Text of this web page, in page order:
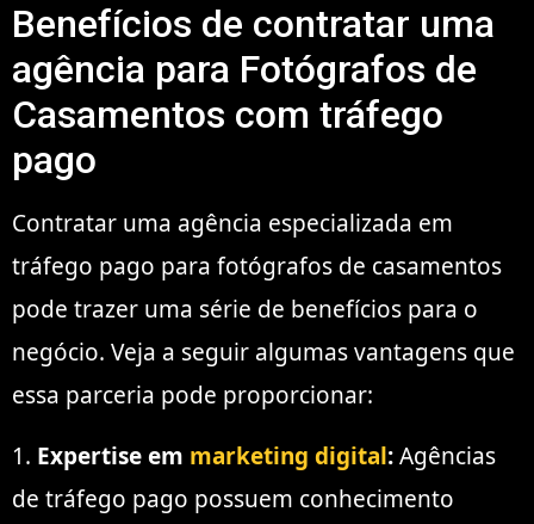
Benefícios de contratar uma
agência para Fotógrafos de
Casamentos com tráfego
pago
Contratar uma agência especializada em
tráfego pago para fotógrafos de casamentos
pode trazer uma série de benefícios para o
negócio. Veja a seguir algumas vantagens que
essa parceria pode proporcionar:
1. Expertise em marketing digital:Agências
de tráfego pago possuem conhecimento